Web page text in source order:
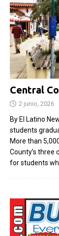
Central
2 junio, 2026
By El Latino
students
More than
County’s three
for students